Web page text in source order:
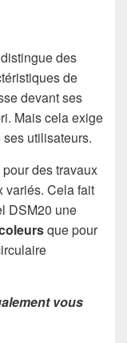
des
de
devant ses
Mais cela exige
utilisateurs.
des travaux
variés. Cela fait
DSM20 une
que pour
vous